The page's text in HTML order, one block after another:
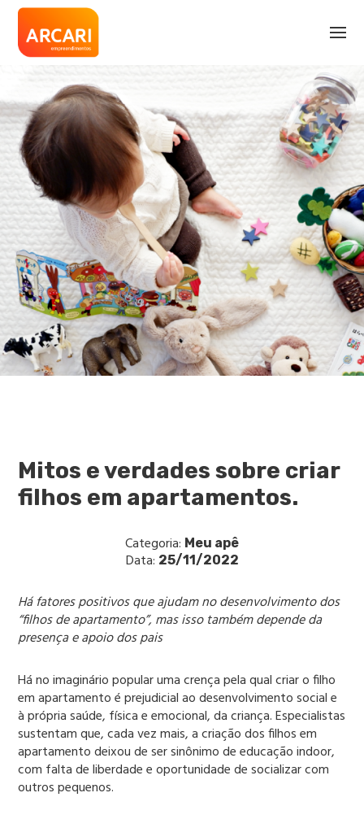
Mitos e verdades sobre criar
filhos em apartamentos.
Categoria: Meu apê
Data: 25/11/2022
Há fatores positivos que ajudam no desenvolvimento dos
“filhos de apartamento”, mas isso também depende da
presença e apoio dos pais
Há no imaginário popular uma crença pela qual criar o filho
em apartamento é prejudicial ao desenvolvimento social e
à própria saúde, física e emocional, da criança. Especialistas
sustentam que, cada vez mais, a criação dos filhos em
apartamento deixou de ser sinônimo de educação indoor,
com falta de liberdade e oportunidade de socializar com
outros pequenos.